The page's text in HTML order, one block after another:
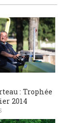
: Trophée
2014